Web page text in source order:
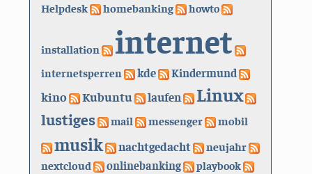
Helpdesk
homebanking howto
installation internet
internetsperren kde Kindermund
kino Kubuntu laufen Linux
lustiges mail messenger mobil
musik nachtgedacht neujahr
nextcloud onlinebanking playbook